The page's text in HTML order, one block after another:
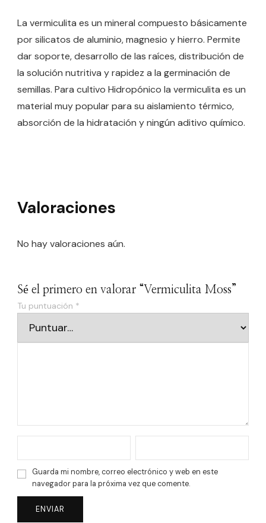
La vermiculita es un mineral compuesto básicamente
por silicatos de aluminio, magnesio y hierro. Permite
dar soporte, desarrollo de las raíces, distribución de
la solución nutritiva y rapidez a la germinación de
semillas. Para cultivo Hidropónico la vermiculita es un
material muy popular para su aislamiento térmico,
absorción de la hidratación y ningún aditivo químico.
Valoraciones
No hay valoraciones aún.
Sé el primero en valorar “Vermiculita Moss”
Tu puntuación *
Guarda mi nombre, correo electrónico y web en este
navegador para la próxima vez que comente.